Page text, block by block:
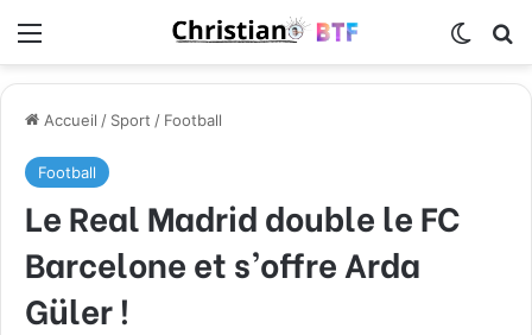
Accueil / Sport / Football
Football
Le Real Madrid double le FC
Barcelone et s’offre Arda
Güler !